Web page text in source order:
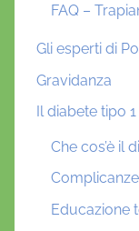
FAQ –
Gli esperti di
Gravidanza
Il diabete tipo 1
Che cos’è il
Complicanze
Educazione